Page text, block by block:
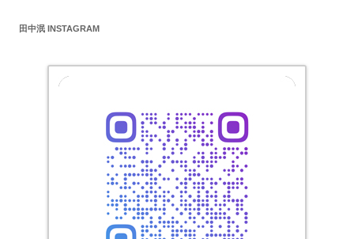
田中泯 INSTAGRAM